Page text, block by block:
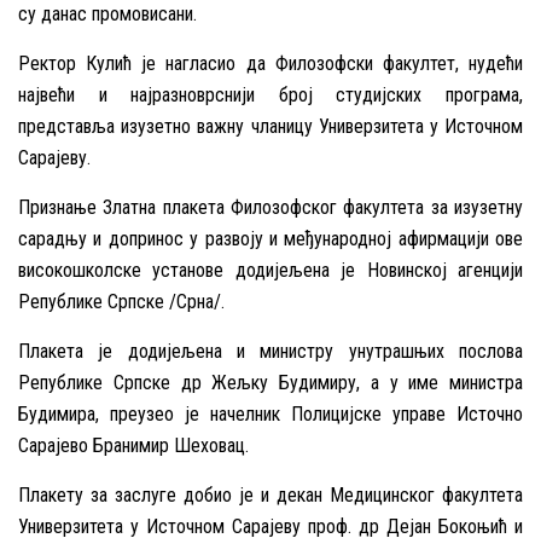
су данас промовисани.
Ректор Кулић је нагласио да Филозофски факултет, нудећи
највећи и најразноврснији број студијских програма,
представља изузетно важну чланицу Универзитета у Источном
Сарајеву.
Признање Златна плакета Филозофског факултета за изузетну
сарадњу и допринос у развоју и међународној афирмацији ове
високошколске установе додијељена је Новинској агенцији
Републике Српске /Срна/.
Плакета је додијељена и министру унутрашњих послова
Републике Српске др Жељку Будимиру, а у име министра
Будимира, преузео је начелник Полицијске управе Источно
Сарајево Бранимир Шеховац.
Плакету за заслуге добио је и декан Медицинског факултета
Универзитета у Источном Сарајеву проф. др Дејан Бокоњић и